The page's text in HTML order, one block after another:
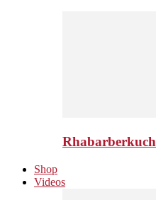
Shop
Videos